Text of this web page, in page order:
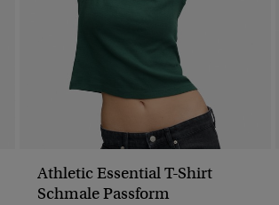
Athletic Essential T-Shirt
Schmale Passform